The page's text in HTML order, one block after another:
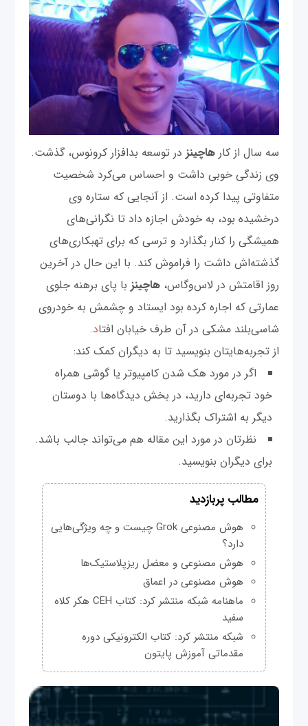
سه سال از کارهاچینز در توسعه بدافزار کرونوس‌، گذشت.
وی زندگی خوبی داشت و احساس می‌‌کرد شخصیت
متفاوتی پیدا کرده است. از آنجایی که ستاره وی
درخشیده بود، به خودش اجازه داد تا نگرانی‌های
همیشگی را کنار بگذارد و ترسی که برای تهبکاری‌های
گذشته‌اش داشت را فراموش کند. با این حال در آخرین
روز اقامتش در لاس‌وگاس،‌هاچینز با پای برهنه جلوی
عمارتی که اجاره کرده بود ایستاد و چشمش به خودروی
شاسی‌بلند مشکی در آن طرف خیابان افتاد.
از تجربه‌هایتان بنویسید تا به دیگران کمک کند:
اگر در مورد هک شدن کامپیوتر یا گوشی همراه
خود تجربه‌ای دارید، در بخش دیدگاه‌ها با دوستان
دیگر به اشتراک بگذارید.
نظرتان در مورد این مقاله هم می‌تواند جالب باشد.
برای دیگران بنویسید.
مطالب پربازدید
هوش مصنوعی Grok چیست و چه ویژگی‌هایی
دارد؟
هوش مصنوعی و معضل ریزپلاستیک‌ها
هوش مصنوعی در اعماق
ماهنامه شبکه منتشر کرد: کتاب CEH هکر کلاه
سفید
شبکه منتشر کرد: کتاب الکترونیکی دوره
مقدماتی آموزش پایتون